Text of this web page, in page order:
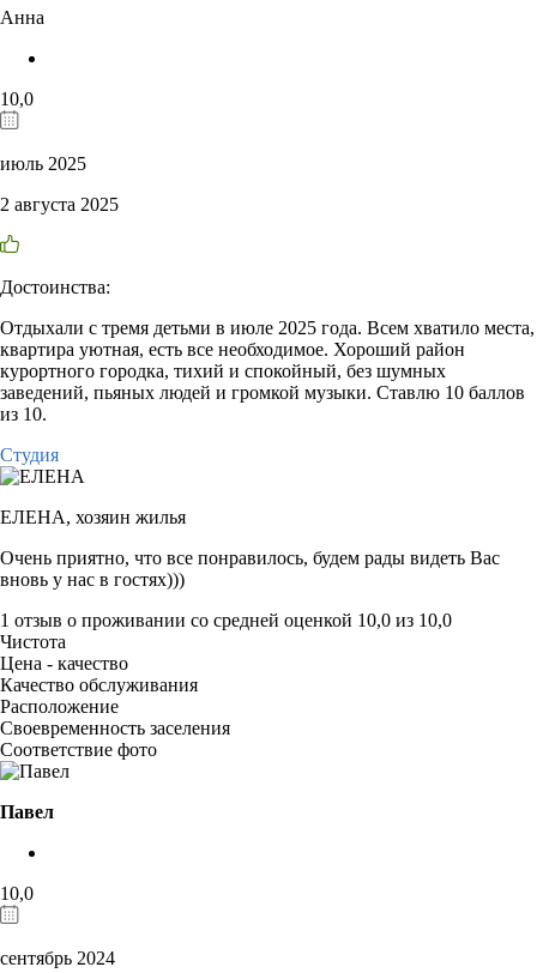
Анна
10,0
июль 2025
2 августа 2025
Достоинства:
Отдыхали с тремя детьми в июле 2025 года. Всем хватило места,
квартира уютная, есть все необходимое. Хороший район
курортного городка, тихий и спокойный, без шумных
заведений, пьяных людей и громкой музыки. Ставлю 10 баллов
из 10.
Студия
ЕЛЕНА, хозяин жилья
Очень приятно, что все понравилось, будем рады видеть Вас
вновь у нас в гостях)))
1 отзыв о проживании со средней оценкой 10,0 из 10,0
Чистота
Цена - качество
Качество обслуживания
Расположение
Своевременность заселения
Соответствие фото
Павел
10,0
сентябрь 2024